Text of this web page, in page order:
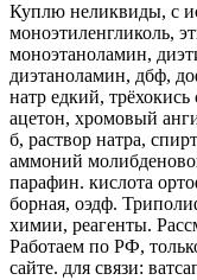
Куплю неликвиды, с
моноэтиленгликоль,
моноэтаноламин,
диэтаноламин, дбф,
натр едкий, трёхокись
ацетон, хромовый
б, раствор натра,
аммоний
парафин. кислота
борная, оэдф.
химии, реагенты.
Работаем по РФ,
сайте. для связи: